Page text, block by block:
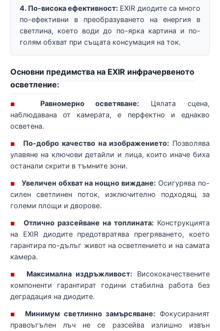
4. По-висока ефективност: EXIR диодите са много
по-ефективни в преобразуването на енергия в
светлина, което води до по-ярка картина и по-
голям обхват при същата консумация на ток.
Основни предимства на EXIR инфрачервеното
осветление:
■ Равномерно осветяване: Цялата сцена,
наблюдавана от камерата, е перфектно и еднакво
осветена.
■ По-добро качество на изображението: Позволява
улавяне на ключови детайли и лица, които иначе биха
останали скрити в тъмните зони.
■ Увеличен обхват на нощно виждане: Осигурява по-
силен светлинен поток, изключително подходящ за
големи площи и дворове.
■ Отлично разсейване на топлината:Конструкцията
на EXIR диодите предотвратява прегряването, което
гарантира по-дълъг живот на осветлението и на самата
камера.
■ Максимална издръжливост: Висококачествените
компоненти гарантират години стабилна работа без
деградация на диодите.
■ Минимум светлинно замърсяване: Фокусираният
правоъгълен лъч не се разсейва излишно извън